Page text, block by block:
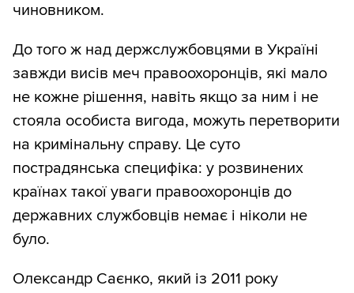
чиновником.
До того ж над держслужбовцями в Україні
завжди висів меч правоохоронців, які мало
не кожне рішення, навіть якщо за ним і не
стояла особиста вигода, можуть перетворити
на кримінальну справу. Це суто
пострадянська специфіка: у розвинених
країнах такої уваги правоохоронців до
державних службовців немає і ніколи не
було.
Олександр Саєнко, який із 2011 року